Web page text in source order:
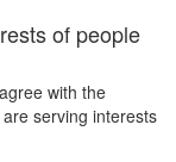
of people
with the
serving interests